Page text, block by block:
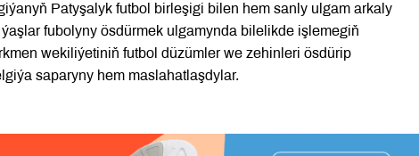
Patyşalyk futbol birleşigi bilen hem sanly ulgam arkaly
fubolyny ösdürmek ulgamynda bilelikde işlemegiň
wekiliýetiniň futbol düzümler we zehinleri ösdürip
saparyny hem maslahatlaşdylar.